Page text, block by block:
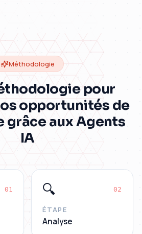
Méthodologie
pour
opportunités de
grâce aux Agents
IA
01 🔍 02
ÉTAPE
Analyse